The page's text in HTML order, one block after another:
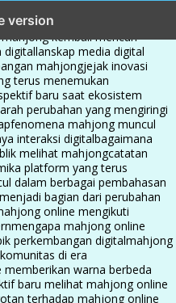
versionmahjong membangun
kembali mencuri
digitallanskap media digital
mahjongjejak inovasi
terus menemukan
baru saat ekosistem
perubahan yang mengiringi
fenomena mahjong muncul
interaksi digitalbagaimana
melihat mahjongcatatan
platform yang terus
dalam berbagai pembahasan
bagian dari perubahan
online mengikuti
mengapa mahjong online
perkembangan digitalmahjong
di era
warna berbeda
baru melihat mahjong online
terhadap mahjong online